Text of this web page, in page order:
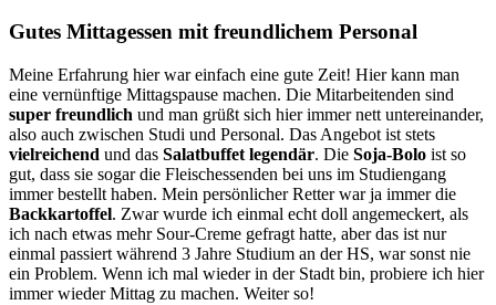
Gutes Mittagessen mit freundlichem Personal
Meine Erfahrung hier war einfach eine gute Zeit! Hier kann man
eine vernünftige Mittagspause machen. Die Mitarbeitenden sind
super freundlich und man grüßt sich hier immer nett untereinander,
also auch zwischen Studi und Personal. Das Angebot ist stets
vielreichend und das Salatbuffet legendär. Die Soja-Bolo ist so
gut, dass sie sogar die Fleischessenden bei uns im Studiengang
immer bestellt haben. Mein persönlicher Retter war ja immer die
Backkartoffel. Zwar wurde ich einmal echt doll angemeckert, als
ich nach etwas mehr Sour-Creme gefragt hatte, aber das ist nur
einmal passiert während 3 Jahre Studium an der HS, war sonst nie
ein Problem. Wenn ich mal wieder in der Stadt bin, probiere ich hier
immer wieder Mittag zu machen. Weiter so!